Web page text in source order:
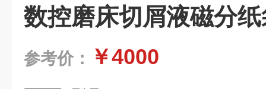
数控磨床切屑液磁分
参考价： ￥4000